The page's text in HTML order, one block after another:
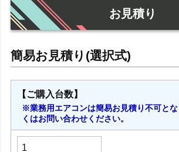
お見積り
【ご購入台数】
※業務用エアコンは簡易お見積り不可と
くはお問い合わせください。